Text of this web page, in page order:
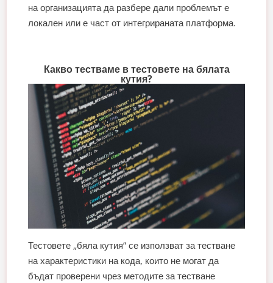
на организацията да разбере дали проблемът е
локален или е част от интегрираната платформа.
Какво тестваме в тестовете на бялата
кутия?
Тестовете „бяла кутия“ се използват за тестване
на характеристики на кода, които не могат да
бъдат проверени чрез методите за тестване